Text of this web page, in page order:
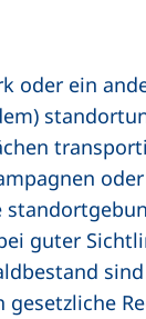
oder ein
guter